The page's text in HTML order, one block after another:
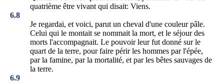
quatrième être vivant qui disait: Viens.
6.8
Je regardai, et voici, parut un cheval d'une couleur pâle.
Celui qui le montait se nommait la mort, et le séjour des
morts l'accompagnait. Le pouvoir leur fut donné sur le
quart de la terre, pour faire périr les hommes par l'épée,
par la famine, par la mortalité, et par les bêtes sauvages de
la terre.
6.9